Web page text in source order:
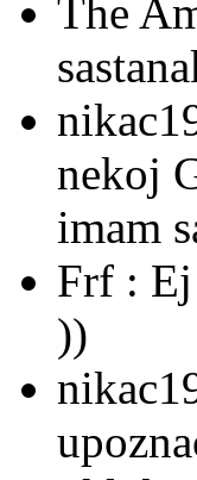
The
nekoj
imam
Frf :
))